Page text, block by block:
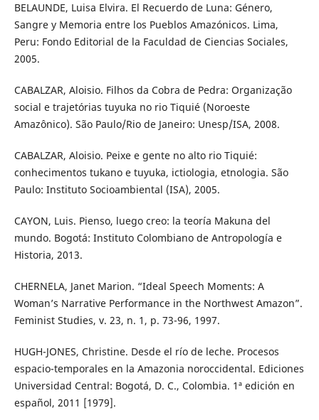
BELAUNDE, Luisa Elvira. El Recuerdo de Luna: Género,
Sangre y Memoria entre los Pueblos Amazónicos. Lima,
Peru: Fondo Editorial de la Faculdad de Ciencias Sociales,
2005.
CABALZAR, Aloisio. Filhos da Cobra de Pedra: Organização
social e trajetórias tuyuka no rio Tiquié (Noroeste
Amazônico). São Paulo/Rio de Janeiro: Unesp/ISA, 2008.
CABALZAR, Aloisio. Peixe e gente no alto rio Tiquié:
conhecimentos tukano e tuyuka, ictiologia, etnologia. São
Paulo: Instituto Socioambiental (ISA), 2005.
CAYON, Luis. Pienso, luego creo: la teoría Makuna del
mundo. Bogotá: Instituto Colombiano de Antropología e
Historia, 2013.
CHERNELA, Janet Marion. “Ideal Speech Moments: A
Woman’s Narrative Performance in the Northwest Amazon”.
Feminist Studies, v. 23, n. 1, p. 73-96, 1997.
HUGH-JONES, Christine. Desde el río de leche. Procesos
espacio-temporales en la Amazonia noroccidental. Ediciones
Universidad Central: Bogotá, D. C., Colombia. 1ª edición en
español, 2011 [1979].